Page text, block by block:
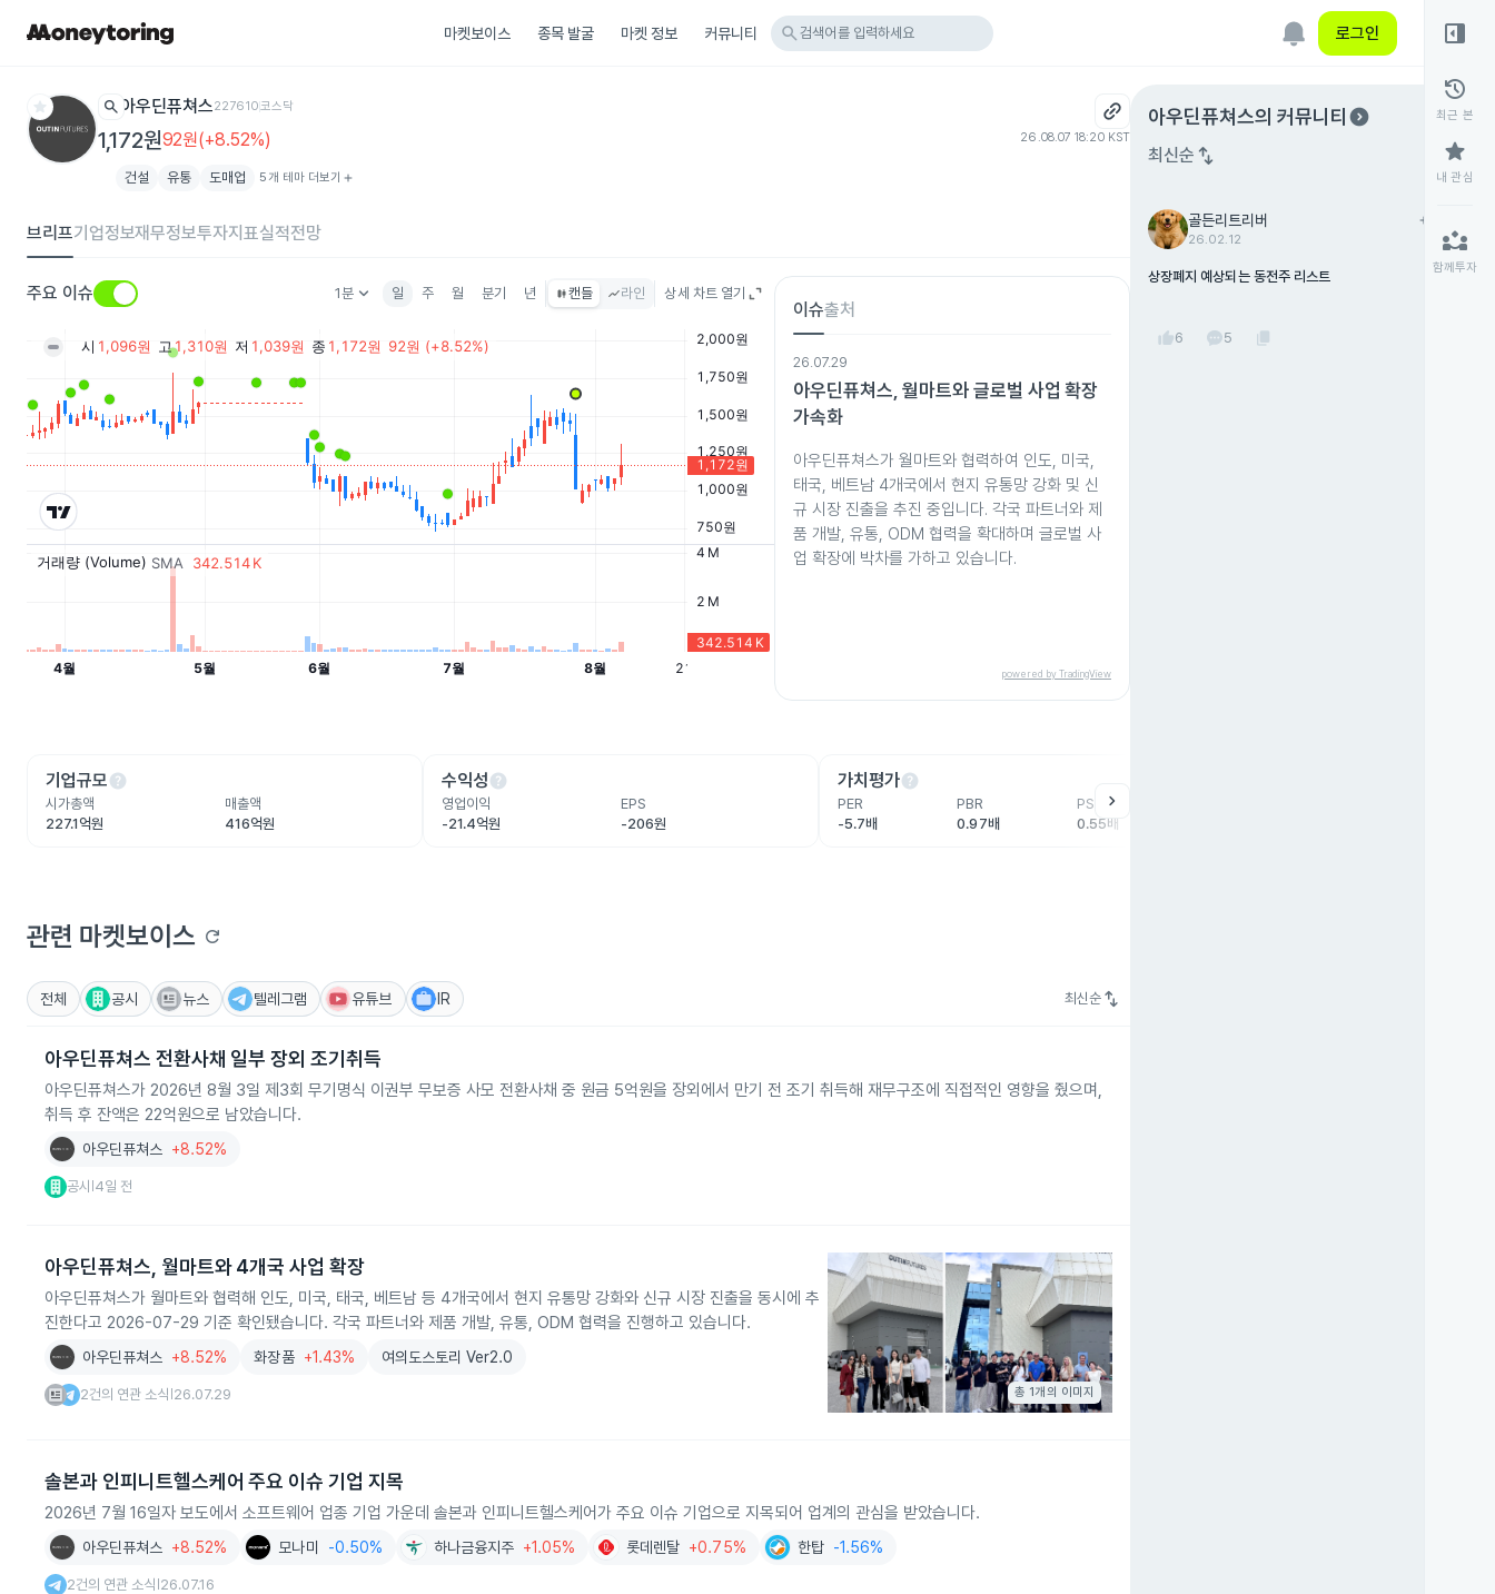
마켓보이스 종목 발굴 마켓 정보 커뮤니티 search 검색어를 입력하세요 로그인
star search 아우딘퓨쳐스227610코스닥
1,172원92원(+8.52%) 26.08.07 18:20 KST
건설 유통 도매업 5개 테마 더보기 add
브리프기업정보재무정보투자지표실적전망
주요 이슈 1분keyboard_arrow_down 일 주 월 분기 년 캔들 라인 상세 차트 열기
이슈출처
26.07.29
아우딘퓨쳐스, 월마트와 글로벌 사업 확장
가속화
아우딘퓨쳐스가 월마트와 협력하여 인도, 미국,
태국, 베트남 4개국에서 현지 유통망 강화 및 신
규 시장 진출을 추진 중입니다. 각국 파트너와 제
품 개발, 유통, ODM 협력을 확대하며 글로벌 사
업 확장에 박차를 가하고 있습니다.
powered by TradingView
기업규모help
시가총액
227.1억원
매출액
416억원
수익성help
영업이익
-21.4억원
EPS
-206원
가치평가help
PER
-5.7배
PBR
0.97배
PSR
0.55배
chevron_right
관련 마켓보이스 refresh
전체 공시 뉴스 텔레그램 유튜브 IR 최신순 swap_vert
아우딘퓨쳐스 전환사채 일부 장외 조기취득
아우딘퓨쳐스가 2026년 8월 3일 제3회 무기명식 이권부 무보증 사모 전환사채 중 원금 5억원을 장외에서 만기 전 조기 취득해 재무구조에 직접적인 영향을 줬으며,
취득 후 잔액은 22억원으로 남았습니다.
아우딘퓨쳐스 +8.52%
공시 4일 전
아우딘퓨쳐스, 월마트와 4개국 사업 확장
아우딘퓨쳐스가 월마트와 협력해 인도, 미국, 태국, 베트남 등 4개국에서 현지 유통망 강화와 신규 시장 진출을 동시에 추
진한다고 2026-07-29 기준 확인됐습니다. 각국 파트너와 제품 개발, 유통, ODM 협력을 진행하고 있습니다.
아우딘퓨쳐스 +8.52% 화장품 +1.43% 여의도스토리 Ver2.0
2건의 연관 소식 26.07.29 총 1개의 이미지
솔본과 인피니트헬스케어 주요 이슈 기업 지목
2026년 7월 16일자 보도에서 소프트웨어 업종 기업 가운데 솔본과 인피니트헬스케어가 주요 이슈 기업으로 지목되어 업계의 관심을 받았습니다.
아우딘퓨쳐스 +8.52% 모나미 -0.50% 하나금융지주 +1.05% 롯데렌탈 +0.75% 한탑 -1.56%
2건의 연관 소식 26.07.16
아우딘퓨쳐스의 커뮤니티 expand_circle_right
최신순 swap_vert
골든리트리버
26.02.12
add
상장폐지 예상되는 동전주 리스트
thumb_up6 5 content_copy
right_panel_open
history
최근 본
star
내 관심
partner_exchange
함께투자